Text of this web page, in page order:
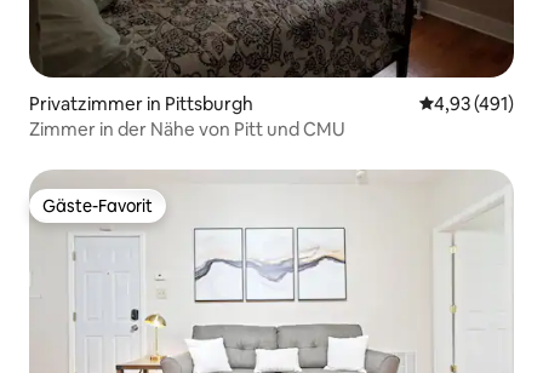
Privatzimmer in Pittsburgh
4,93 (491)
Zimmer in der Nähe von Pitt und CMU
Gäste-Favorit
Gäste-Favorit